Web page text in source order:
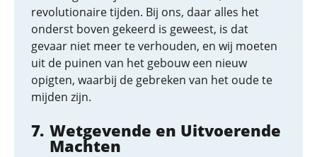
revolutionaire tijden. Bij ons, daar alles het
onderst boven gekeerd is geweest, is dat
gevaar niet meer te verhouden, en wij moeten
uit de puinen van het gebouw een nieuw
opigten, waarbij de gebreken van het oude te
mijden zijn.
Wetgevende en Uitvoerende
Machten